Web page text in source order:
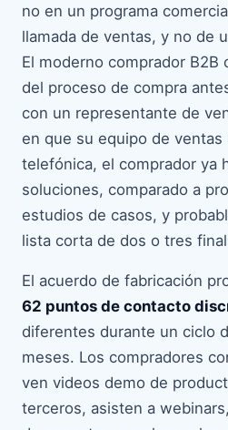
no en un programa
llamada de ventas, y no de
El moderno comprador B2B
del proceso de compra
con un representante de
en que su equipo de ventas
telefónica, el comprador ya
soluciones, comparado a
estudios de casos, y
lista corta de dos o tres
El acuerdo de fabricación
62 puntos de contacto
diferentes durante un ciclo
meses. Los compradores
ven videos demo de
terceros, asisten a